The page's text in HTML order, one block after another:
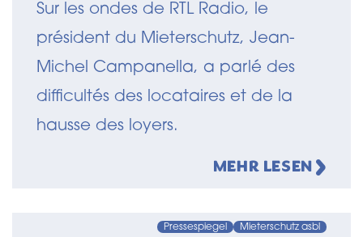
Sur les ondes de RTL Radio, le
président du Mieterschutz, Jean-
Michel Campanella, a parlé des
difficultés des locataires et de la
hausse des loyers.
MEHR LESEN
Pressespiegel Mieterschutz asbl